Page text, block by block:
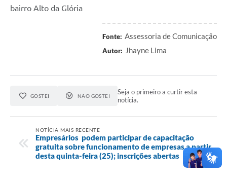
bairro Alto da Glória
Fonte: Assessoria de Comunicação
Autor: Jhayne Lima
GOSTEI NÃO GOSTEI
Seja o primeiro a curtir esta
notícia.
NOTÍCIA MAIS RECENTE
Empresários podem participar de capacitação
gratuita sobre funcionamento de empresas a partir
desta quinta-feira (25); inscrições abertas